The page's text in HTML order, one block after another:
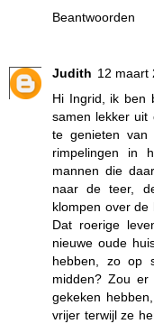
Beantwoorden
Judith 12 maart
Hi Ingrid, ik ben
samen lekker uit
te genieten
rimpelingen in
mannen die
naar de teer,
klompen over de
Dat roerige
nieuwe oude
hebben, zo op
midden? Zou
gekeken
vrijer terwijl ze